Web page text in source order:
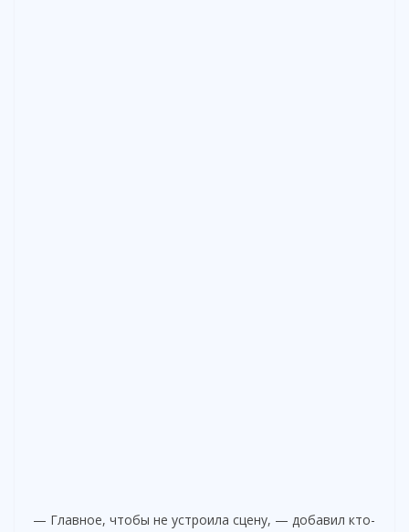
— Главное, чтобы не устроила сцену, — добавил кто-